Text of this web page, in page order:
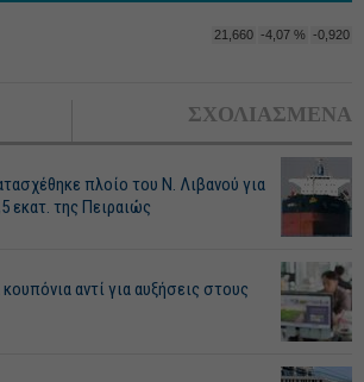
21,660 -4,07 % -0,920
ΣΧΟΛΙΑΣΜΕΝΑ
πλοίο του Ν. Λιβανού για
εκατ. της Πειραιώς
αντί για αυξήσεις στους